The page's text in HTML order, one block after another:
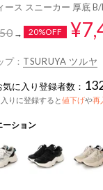
ース スニーカー 厚底
→ 20%OFF
プ： TSURUYA ツルヤ
気に入り登録者数：
りに登録すると値下げや再
ーション